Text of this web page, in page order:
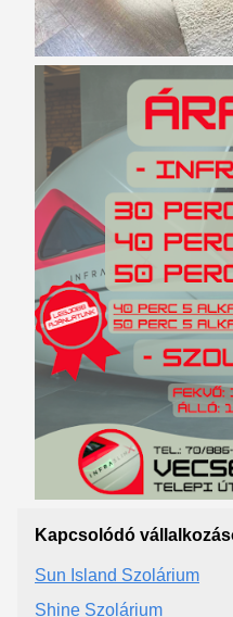
Kapcsolódó
Sun Island Szolárium
Shine Szolárium